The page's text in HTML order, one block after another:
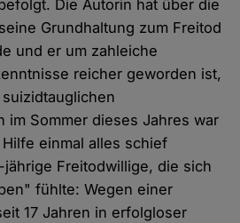
Die Autorin hat über die
Grundhaltung zum Freitod
und er um zahleiche
reicher geworden ist,
im Sommer dieses Jahres war
einmal alles schief
Freitodwillige, die sich
fühlte: Wegen einer
17 Jahren in erfolgloser